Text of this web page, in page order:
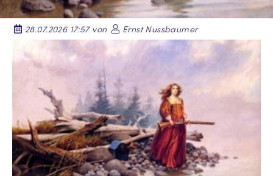
28.07.2026 17:57 von Ernst Nussbaumer